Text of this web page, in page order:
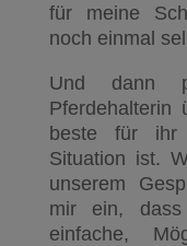
für meine
noch einmal
Und dann
Pferdehalterin
beste für ihr
Situation ist.
unserem
mir ein, dass
einfache,